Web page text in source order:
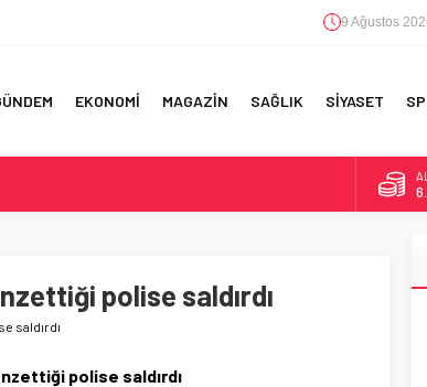
9 Ağustos
EKONOMİ MAGAZİN SAĞLIK SİYASET
BÜYÜK HATALAR
polise saldırdı
saldırdı
polise saldırdı